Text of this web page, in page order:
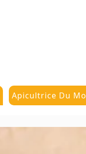
Apicultrice Du